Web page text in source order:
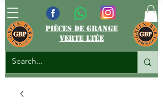
pièces de grange
verte ltée